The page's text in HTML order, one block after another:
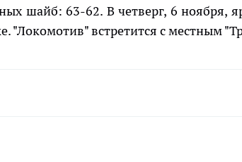
шайб: 63-62. В четверг, 6 ноября,
"Локомотив" встретится с местным